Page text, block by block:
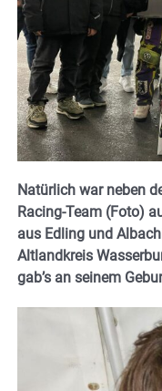
Natürlich war neben
Racing-Team (Foto)
aus Edling und
Altlandkreis
gab’s an seinem